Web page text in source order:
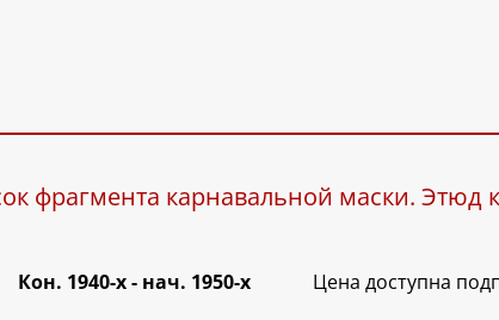
фрагмента карнавальной маски. Этюд
Кон. 1940-х - нач. 1950-х
Цена доступна